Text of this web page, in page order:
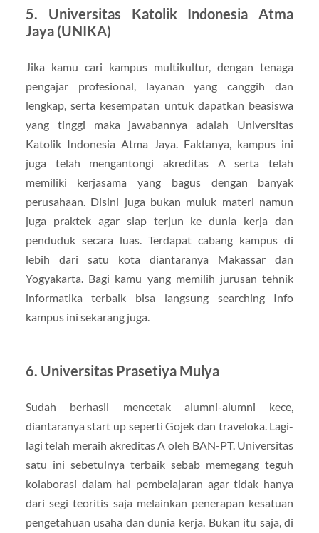
5. Universitas Katolik Indonesia Atma
Jaya (UNIKA)
Jika kamu cari kampus multikultur, dengan tenaga
pengajar profesional, layanan yang canggih dan
lengkap, serta kesempatan untuk dapatkan beasiswa
yang tinggi maka jawabannya adalah Universitas
Katolik Indonesia Atma Jaya. Faktanya, kampus ini
juga telah mengantongi akreditas A serta telah
memiliki kerjasama yang bagus dengan banyak
perusahaan. Disini juga bukan muluk materi namun
juga praktek agar siap terjun ke dunia kerja dan
penduduk secara luas. Terdapat cabang kampus di
lebih dari satu kota diantaranya Makassar dan
Yogyakarta. Bagi kamu yang memilih jurusan tehnik
informatika terbaik bisa langsung searching Info
kampus ini sekarang juga.
6. Universitas Prasetiya Mulya
Sudah berhasil mencetak alumni-alumni kece,
diantaranya start up seperti Gojek dan traveloka. Lagi-
lagi telah meraih akreditas A oleh BAN-PT. Universitas
satu ini sebetulnya terbaik sebab memegang teguh
kolaborasi dalam hal pembelajaran agar tidak hanya
dari segi teoritis saja melainkan penerapan kesatuan
pengetahuan usaha dan dunia kerja. Bukan itu saja, di